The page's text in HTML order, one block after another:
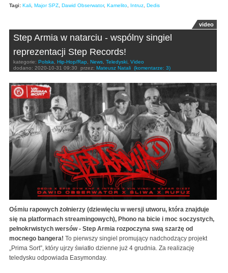
Tagi: Kali, Major SPZ, Dawid Obserwator, Kamelito, Intruz, Dedis
video
Step Armia w natarciu - wspólny singiel
reprezentacji Step Records!
kategorie: Polska, Hip-Hop/Rap, News, Teledyski, Video
dodano: 2020-10-31 09:30 przez: Mateusz Natali (komentarze: 3)
Ośmiu rapowych żołnierzy (dziewięciu w wersji utworu, która znajduje
się na platformach streamingowych), Phono na bicie i moc soczystych,
pełnokrwistych wersów - Step Armia rozpoczyna swą szarżę od
mocnego bangera! To pierwszy singiel promujący nadchodzący projekt
„Prima Sort”, który ujrzy światło dzienne już 4 grudnia. Za realizację
teledysku odpowiada Easymonday.